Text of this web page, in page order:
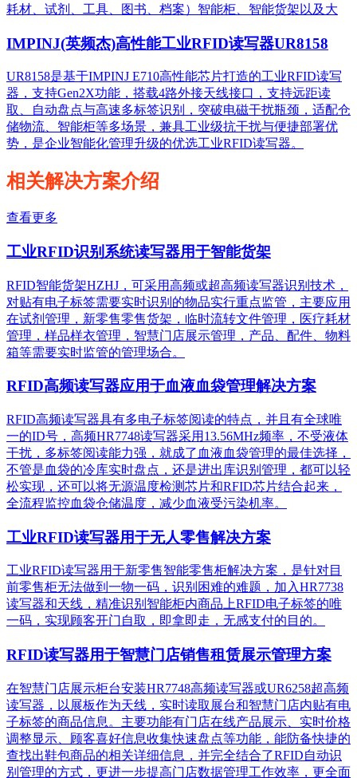
耗材、试剂、工具、图书、档案）智能柜、智能货架以及大
IMPINJ(英频杰)高性能工业RFID读写器UR8158
UR8158是基于IMPINJ E710高性能芯片打造的工业RFID读写
器，支持Gen2X功能，搭载4路外接天线接口，支持远距读
取、自动盘点与高速多标签识别，突破电磁干扰瓶颈，适配仓
储物流、智能柜等多场景，兼具工业级抗干扰与便捷部署优
势，是企业智能化管理升级的优选工业RFID读写器。
相关解决方案介绍
查看更多
工业RFID识别系统读写器用于智能货架
RFID智能货架HZHJ，可采用高频或超高频读写器识别技术，
对贴有电子标签需要实时识别的物品实行重点监管，主要应用
在试剂管理，新零售零售货架，临时流转文件管理，医疗耗材
管理，样品样衣管理，智慧门店展示管理，产品、配件、物料
箱等需要实时监管的管理场合。
RFID高频读写器应用于血液血袋管理解决方案
RFID高频读写器具有多电子标签阅读的特点，并且有全球唯
一的ID号，高频HR7748读写器采用13.56MHz频率，不受液体
干扰，多标签阅读能力强，就成了血液血袋管理的最佳选择，
不管是血袋的冷库实时盘点，还是进出库识别管理，都可以轻
松实现，还可以将无源温度检测芯片和RFID芯片结合起来，
全流程监控血袋仓储温度，减少血液受污染机率。
工业RFID读写器用于无人零售解决方案
工业RFID读写器用于新零售智能零售柜解决方案，是针对目
前零售柜无法做到一物一码，识别困难的难题，加入HR7738
读写器和天线，精准识别​智能柜内商品上RFID电子标签的唯
一码，实现顾客开门自取，即拿即走，无感支付的目的。
RFID读写器用于智慧门店销售租赁展示管理方案
在智慧门店展示柜台安装HR7748高频读写器或UR6258超高频
读写器，以展板作为天线，实时读取展台和智慧门店内贴有电
子标签的商品信息。主要功能有门店在线产品展示、实时价格
调整显示、顾客喜好信息收集快速盘点等功能，能防备快捷的
查找出鞋包商品的相关详细信息，并完全结合了RFID自动识
别管理的方式，更进一步提高门店数据管理工作效率，更全面